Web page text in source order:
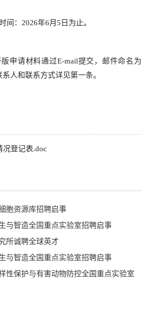
间：2026年6月5日为止。
申请材料通过E-mail提交，邮件命名为
人和联系方式详见第一条。
况登记表.doc
胞资源库招聘启事
与智造全国重点实验室招聘启事
所诚聘全球英才
与智造全国重点实验室招聘启事
性保护与有害动物防控全国重点实验室